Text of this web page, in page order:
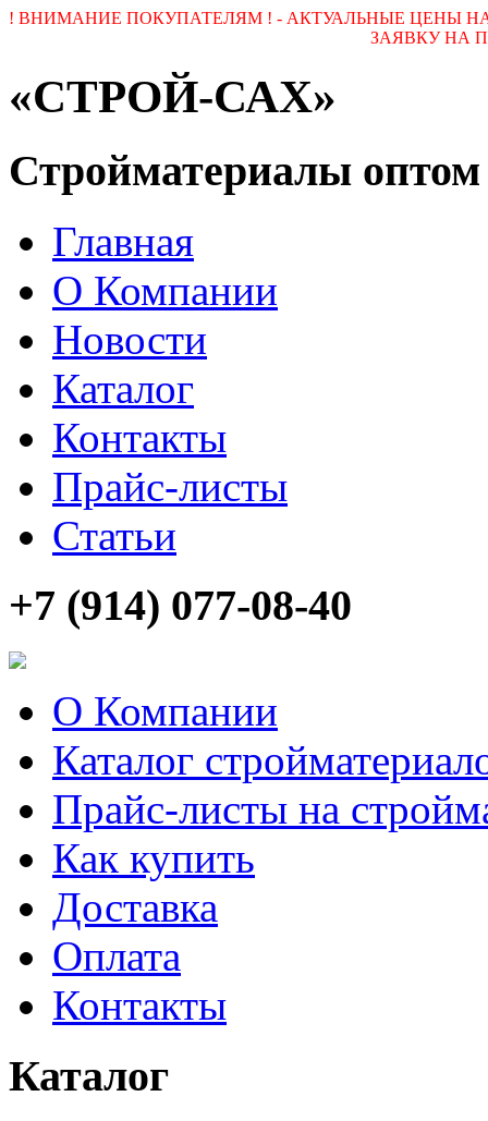
! ВНИМАНИЕ ПОКУПАТЕЛЯМ ! - АКТУАЛЬНЫЕ ЦЕНЫ
ЗАЯВКУ НА
«СТРОЙ-САХ»
Стройматериалы
Главная
О Компании
Новости
Каталог
Контакты
Прайс-листы
Статьи
+7 (914) 077-08-40
О Компании
Каталог
Прайс-листы на
Как купить
Доставка
Оплата
Контакты
Каталог